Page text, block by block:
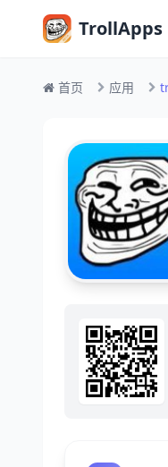
TrollApps
首页 应用